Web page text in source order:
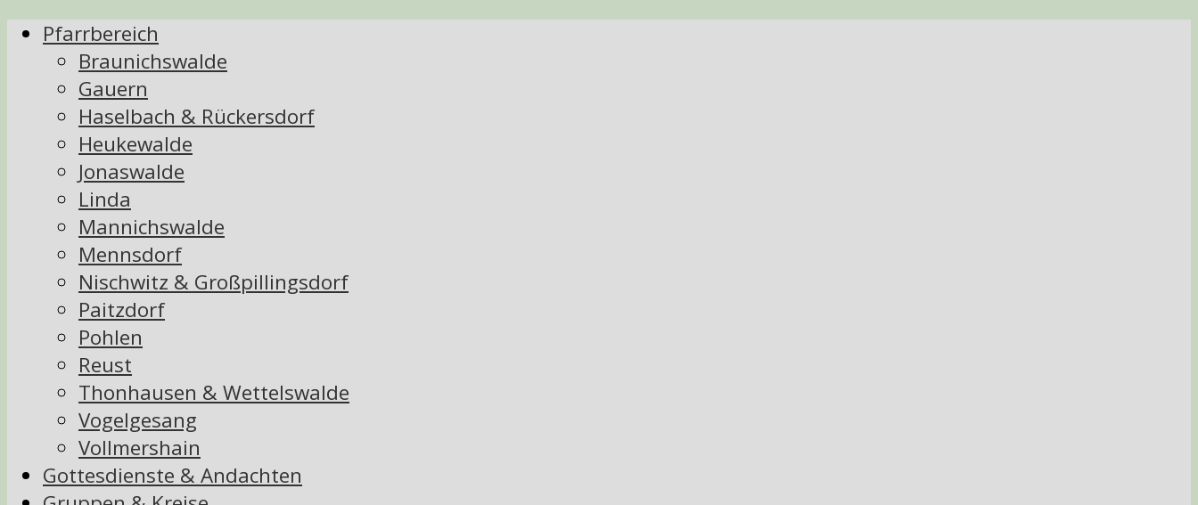
Pfarrbereich
Braunichswalde
Gauern
Haselbach & Rückersdorf
Heukewalde
Jonaswalde
Linda
Mannichswalde
Mennsdorf
Nischwitz & Großpillingsdorf
Paitzdorf
Pohlen
Reust
Thonhausen & Wettelswalde
Vogelgesang
Vollmershain
Gottesdienste & Andachten